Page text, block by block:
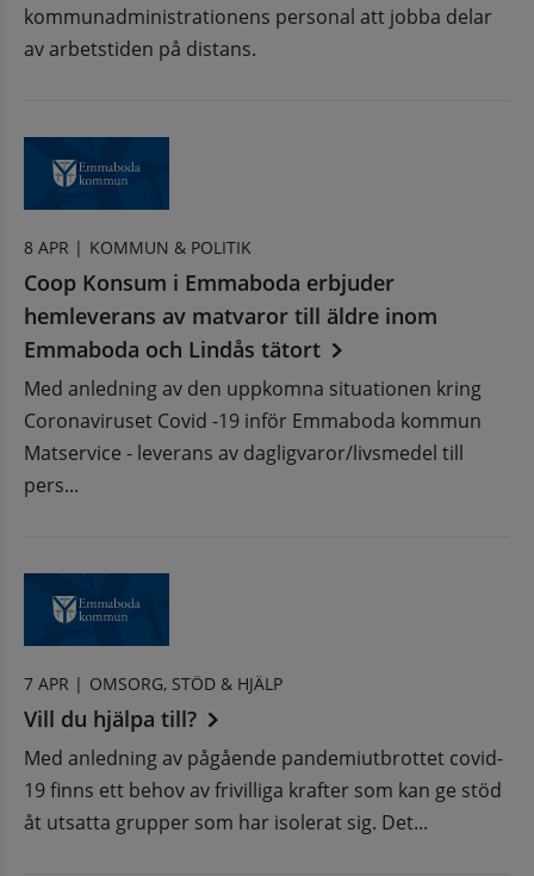
kommunadministrationens personal att jobba delar
av arbetstiden på distans.
8 APR | KOMMUN & POLITIK
Coop Konsum i Emmaboda erbjuder
hemleverans av matvaror till äldre inom
Emmaboda och Lindås tätort
Med anledning av den uppkomna situationen kring
Coronaviruset Covid -19 inför Emmaboda kommun
Matservice - leverans av dagligvaror/livsmedel till
pers...
7 APR | OMSORG, STÖD & HJÄLP
Vill du hjälpa till?
Med anledning av pågående pandemiutbrottet covid-
19 finns ett behov av frivilliga krafter som kan ge stöd
åt utsatta grupper som har isolerat sig. Det...